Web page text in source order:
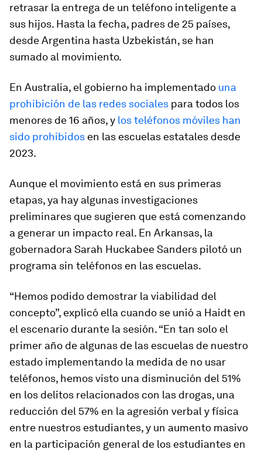
retrasar la entrega de un teléfono inteligente a
sus hijos. Hasta la fecha, padres de 25 países,
desde Argentina hasta Uzbekistán, se han
sumado al movimiento.
En Australia, el gobierno ha implementado una
prohibición de las redes sociales para todos los
menores de 16 años, y los teléfonos móviles han
sido prohibidos en las escuelas estatales desde
2023.
Aunque el movimiento está en sus primeras
etapas, ya hay algunas investigaciones
preliminares que sugieren que está comenzando
a generar un impacto real. En Arkansas, la
gobernadora Sarah Huckabee Sanders pilotó un
programa sin teléfonos en las escuelas.
“Hemos podido demostrar la viabilidad del
concepto”, explicó ella cuando se unió a Haidt en
el escenario durante la sesión. “En tan solo el
primer año de algunas de las escuelas de nuestro
estado implementando la medida de no usar
teléfonos, hemos visto una disminución del 51%
en los delitos relacionados con las drogas, una
reducción del 57% en la agresión verbal y física
entre nuestros estudiantes, y un aumento masivo
en la participación general de los estudiantes en